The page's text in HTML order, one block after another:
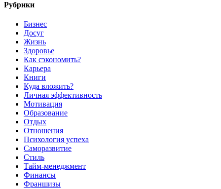
Рубрики
Бизнес
Досуг
Жизнь
Здоровье
Как сэкономить?
Карьера
Книги
Куда вложить?
Личная эффективность
Мотивация
Образование
Отдых
Отношения
Психология успеха
Саморазвитие
Стиль
Тайм-менеджмент
Финансы
Франшизы